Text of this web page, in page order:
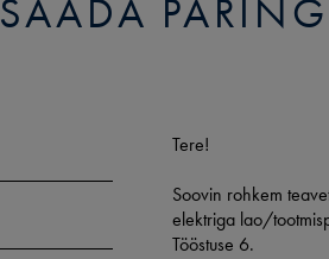
SAADA PÄRING